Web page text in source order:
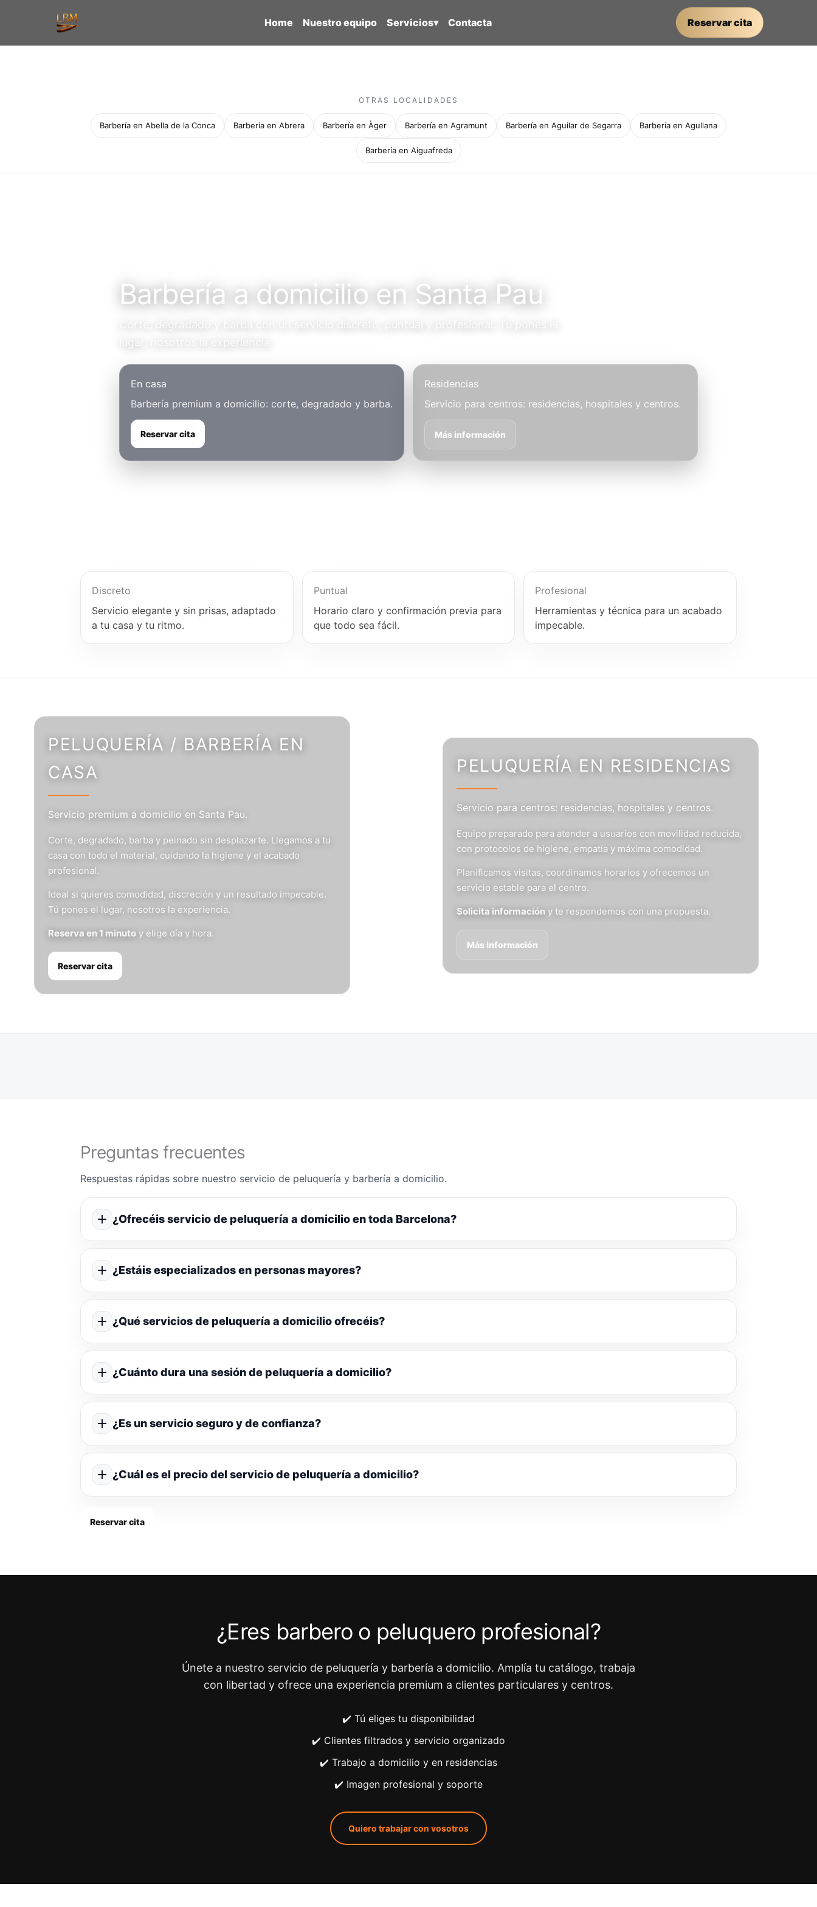
Home Nuestro equipo Servicios▾ Contacta Reservar cita
OTRAS LOCALIDADES
Barbería en Abella de la Conca Barbería en Abrera Barbería en Àger Barbería en Agramunt Barbería en Aguilar de Segarra Barbería en Agullana
Barbería en Aiguafreda
Barbería a domicilio en Santa Pau
Corte, degradado y barba con un servicio discreto, puntual y profesional. Tú pones el
En casa
Barbería premium a domicilio: corte, degradado y barba.
Reservar cita
Residencias
Servicio para centros: residencias, hospitales y centros.
Más información
Discreto
Servicio elegante y sin prisas, adaptado
a tu casa y tu ritmo.
Puntual
Horario claro y confirmación previa para
que todo sea fácil.
Profesional
Herramientas y técnica para un acabado
impecable.
PELUQUERÍA / BARBERÍA EN
CASA
Servicio premium a domicilio en Santa Pau.
Corte, degradado, barba y peinado sin desplazarte. Llegamos a tu
casa con todo el material, cuidando la higiene y el acabado
profesional.
Ideal si quieres comodidad, discreción y un resultado impecable.
Tú pones el lugar, nosotros la experiencia.
Reserva en 1 minuto y elige día y hora.
Reservar cita
PELUQUERÍA EN RESIDENCIAS
Servicio para centros: residencias, hospitales y centros.
Equipo preparado para atender a usuarios con movilidad reducida,
con protocolos de higiene, empatía y máxima comodidad.
Planificamos visitas, coordinamos horarios y ofrecemos un
servicio estable para el centro.
Solicita información y te respondemos con una propuesta.
Más información
Preguntas frecuentes
Respuestas rápidas sobre nuestro servicio de peluquería y barbería a domicilio.
¿Ofrecéis servicio de peluquería a domicilio en toda Barcelona?
¿Estáis especializados en personas mayores?
¿Qué servicios de peluquería a domicilio ofrecéis?
¿Cuánto dura una sesión de peluquería a domicilio?
¿Es un servicio seguro y de confianza?
¿Cuál es el precio del servicio de peluquería a domicilio?
Reservar cita
¿Eres barbero o peluquero profesional?
Únete a nuestro servicio de peluquería y barbería a domicilio. Amplía tu catálogo, trabaja
con libertad y ofrece una experiencia premium a clientes particulares y centros.
✔️ Tú eliges tu disponibilidad
✔️ Clientes filtrados y servicio organizado
✔️ Trabajo a domicilio y en residencias
✔️ Imagen profesional y soporte
Quiero trabajar con vosotros